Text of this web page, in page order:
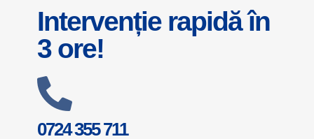
Intervenție rapidă în
3 ore!
0724 355 711